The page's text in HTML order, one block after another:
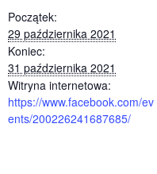
Początek:
29 października 2021
Koniec:
31 października 2021
Witryna internetowa:
https://www.facebook.com/ev
ents/200226241687685/